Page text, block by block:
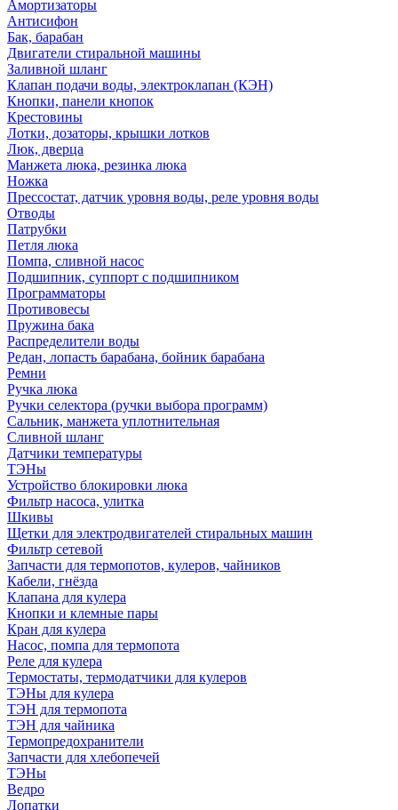
Амортизаторы
Антисифон
Бак, барабан
Двигатели стиральной машины
Заливной шланг
Клапан подачи воды, электроклапан (КЭН)
Кнопки, панели кнопок
Крестовины
Лотки, дозаторы, крышки лотков
Люк, дверца
Манжета люка, резинка люка
Ножка
Прессостат, датчик уровня воды, реле уровня воды
Отводы
Патрубки
Петля люка
Помпа, сливной насос
Подшипник, суппорт с подшипником
Программаторы
Противовесы
Пружина бака
Распределители воды
Редан, лопасть барабана, бойник барабана
Ремни
Ручка люка
Ручки селектора (ручки выбора программ)
Сальник, манжета уплотнительная
Сливной шланг
Датчики температуры
ТЭНы
Устройство блокировки люка
Фильтр насоса, улитка
Шкивы
Щетки для электродвигателей стиральных машин
Фильтр сетевой
Запчасти для термопотов, кулеров, чайников
Кабели, гнёзда
Клапана для кулера
Кнопки и клемные пары
Кран для кулера
Насос, помпа для термопота
Реле для кулера
Термостаты, термодатчики для кулеров
ТЭНы для кулера
ТЭН для термопота
ТЭН для чайника
Термопредохранители
Запчасти для хлебопечей
ТЭНы
Ведро
Лопатки